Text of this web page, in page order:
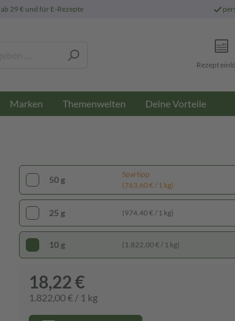
ab 29 € und für E-Rezepte
Rezept
Marken Themenwelten Deine Vorteile
50 g
Spartipp
(763,60 € / 1 kg)
25 g (974,40 € / 1 kg)
10 g (1.822,00 € / 1 kg)
18,22 €
1.822,00 € / 1 kg